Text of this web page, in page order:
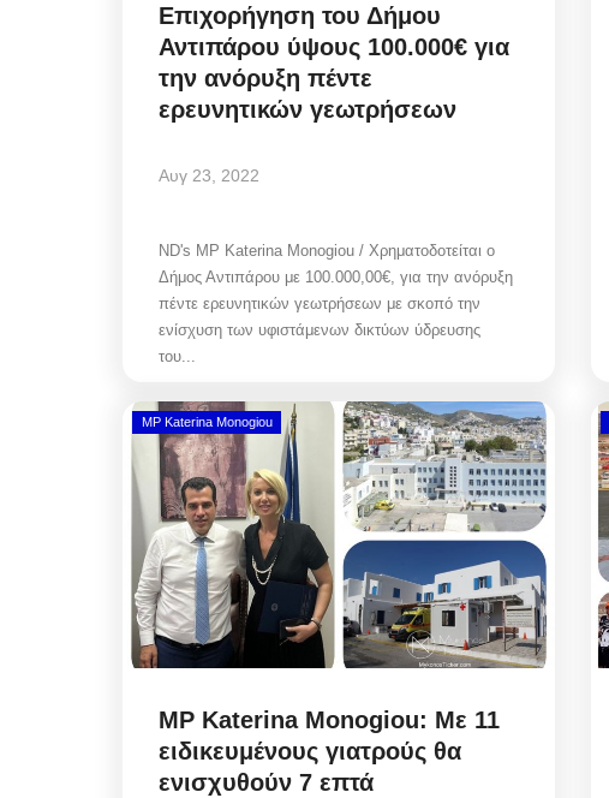
Επιχορήγηση του Δήμου
Αντιπάρου ύψους 100.000€ για
την ανόρυξη πέντε
ερευνητικών γεωτρήσεων
Αυγ 23, 2022
ND's MP Katerina Monogiou / Χρηματοδοτείται ο
Δήμος Αντιπάρου με 100.000,00€, για την ανόρυξη
πέντε ερευνητικών γεωτρήσεων με σκοπό την
ενίσχυση των υφιστάμενων δικτύων ύδρευσης
του...
MP Katerina Monogiou
MP Katerina Monogiou: Με 11
ειδικευμένους γιατρούς θα
ενισχυθούν 7 επτά